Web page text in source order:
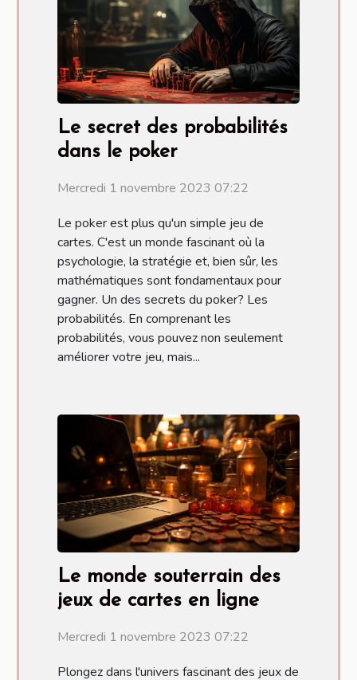
Le secret des probabilités
dans le poker
Mercredi 1 novembre 2023 07:22
Le poker est plus qu'un simple jeu de
cartes. C'est un monde fascinant où la
psychologie, la stratégie et, bien sûr, les
mathématiques sont fondamentaux pour
gagner. Un des secrets du poker? Les
probabilités. En comprenant les
probabilités, vous pouvez non seulement
améliorer votre jeu, mais...
Le monde souterrain des
jeux de cartes en ligne
Mercredi 1 novembre 2023 07:22
Plongez dans l'univers fascinant des jeux de